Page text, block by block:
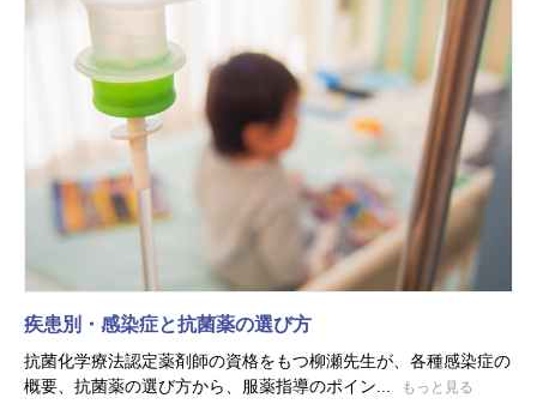
疾患別・感染症と抗菌薬の選び方
抗菌化学療法認定薬剤師の資格をもつ柳瀬先生が、各種感染症の
概要、抗菌薬の選び方から、服薬指導のポイン...
もっと見る